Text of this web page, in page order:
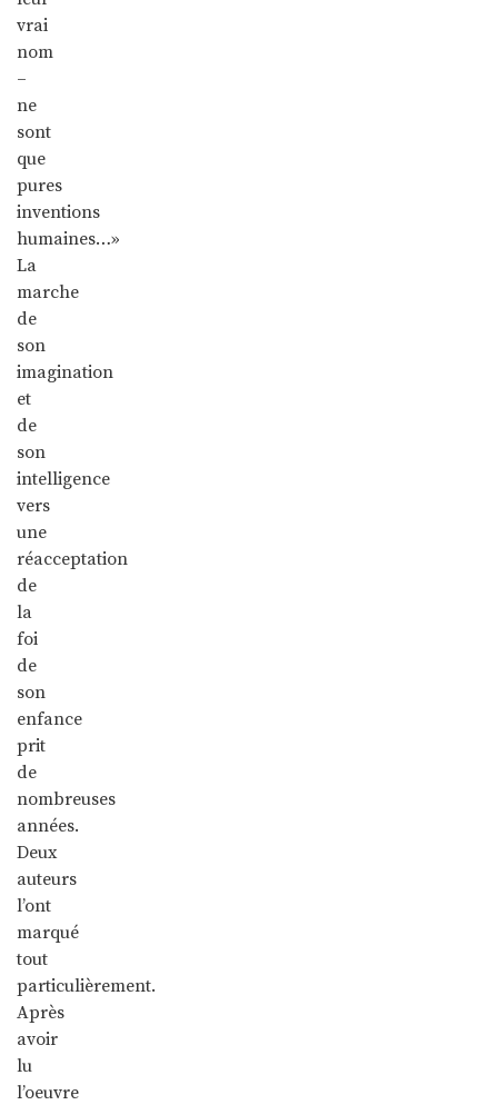
vrai
nom
–
ne
sont
que
pures
inventions
humaines…»
La
marche
de
son
imagination
et
de
son
intelligence
vers
une
réacceptation
de
la
foi
de
son
enfance
prit
de
nombreuses
années.
Deux
auteurs
l’ont
marqué
tout
particulièrement.
Après
avoir
lu
l’oeuvre